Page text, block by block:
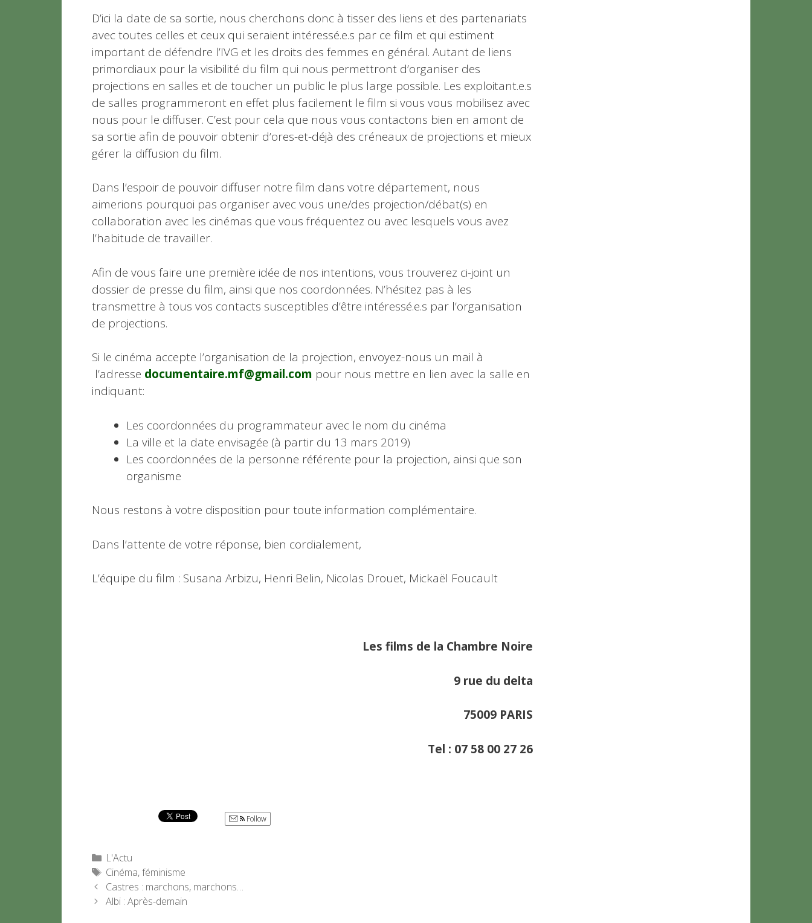
D’ici la date de sa sortie, nous cherchons donc à tisser des liens et des partenariats
avec toutes celles et ceux qui seraient intéressé.e.s par ce film et qui estiment
important de défendre l’IVG et les droits des femmes en général. Autant de liens
primordiaux pour la visibilité du film qui nous permettront d’organiser des
projections en salles et de toucher un public le plus large possible. Les exploitant.e.s
de salles programmeront en effet plus facilement le film si vous vous mobilisez avec
nous pour le diffuser. C’est pour cela que nous vous contactons bien en amont de
sa sortie afin de pouvoir obtenir d’ores-et-déjà des créneaux de projections et mieux
gérer la diffusion du film.
Dans l’espoir de pouvoir diffuser notre film dans votre département, nous
aimerions pourquoi pas organiser avec vous une/des projection/débat(s) en
collaboration avec les cinémas que vous fréquentez ou avec lesquels vous avez
l’habitude de travailler.
Afin de vous faire une première idée de nos intentions, vous trouverez ci-joint un
dossier de presse du film, ainsi que nos coordonnées. N’hésitez pas à les
transmettre à tous vos contacts susceptibles d’être intéressé.e.s par l’organisation
de projections.
Si le cinéma accepte l’organisation de la projection, envoyez-nous un mail à
l’adresse documentaire.mf@gmail.com pour nous mettre en lien avec la salle en
indiquant:
Les coordonnées du programmateur avec le nom du cinéma
La ville et la date envisagée (à partir du 13 mars 2019)
Les coordonnées de la personne référente pour la projection, ainsi que son
organisme
Nous restons à votre disposition pour toute information complémentaire.
Dans l’attente de votre réponse, bien cordialement,
L’équipe du film : Susana Arbizu, Henri Belin, Nicolas Drouet, Mickaël Foucault
Les films de la Chambre Noire
9 rue du delta
75009 PARIS
Tel : 07 58 00 27 26
Follow
Catégories
L'Actu
Étiquettes
Cinéma,féminisme
Castres : marchons, marchons…
Albi : Après-demain